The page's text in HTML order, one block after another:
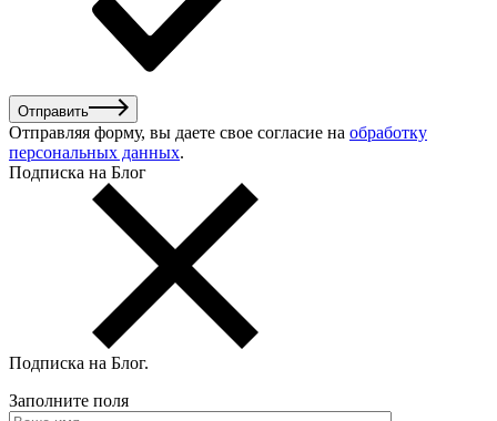
Отправить
Отправляя форму, вы даете свое согласие на обработку
персональных данных.
Подписка на Блог
Подписка на Блог.
Заполните поля